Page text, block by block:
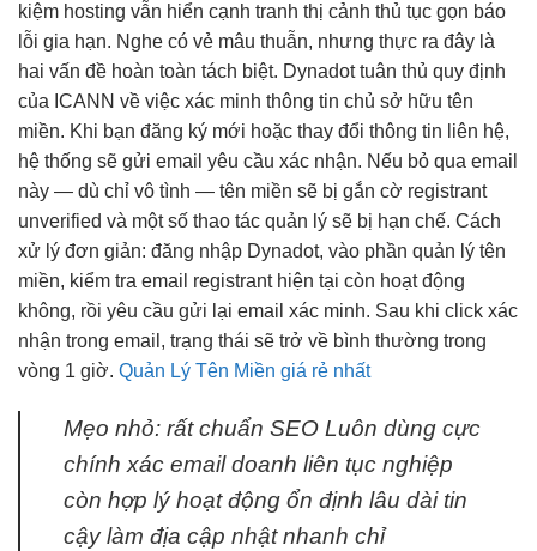
kiệm hosting vẫn hiển cạnh tranh thị cảnh thủ tục gọn báo
lỗi gia hạn. Nghe có vẻ mâu thuẫn, nhưng thực ra đây là
hai vấn đề hoàn toàn tách biệt. Dynadot tuân thủ quy định
của ICANN về việc xác minh thông tin chủ sở hữu tên
miền. Khi bạn đăng ký mới hoặc thay đổi thông tin liên hệ,
hệ thống sẽ gửi email yêu cầu xác nhận. Nếu bỏ qua email
này — dù chỉ vô tình — tên miền sẽ bị gắn cờ registrant
unverified và một số thao tác quản lý sẽ bị hạn chế. Cách
xử lý đơn giản: đăng nhập Dynadot, vào phần quản lý tên
miền, kiểm tra email registrant hiện tại còn hoạt động
không, rồi yêu cầu gửi lại email xác minh. Sau khi click xác
nhận trong email, trạng thái sẽ trở về bình thường trong
vòng 1 giờ. Quản Lý Tên Miền giá rẻ nhất
Mẹo nhỏ: rất chuẩn SEO Luôn dùng cực
chính xác email doanh liên tục nghiệp
còn hợp lýhoạt động ổn định lâu dài tin
cậylàm địa cập nhật nhanh chỉ